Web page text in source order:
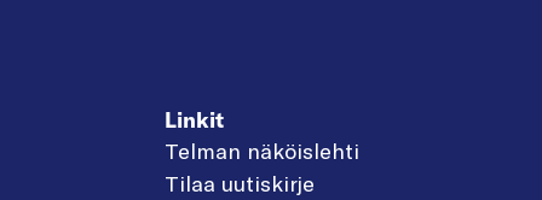
Linkit
Telman näköislehti
Tilaa uutiskirje